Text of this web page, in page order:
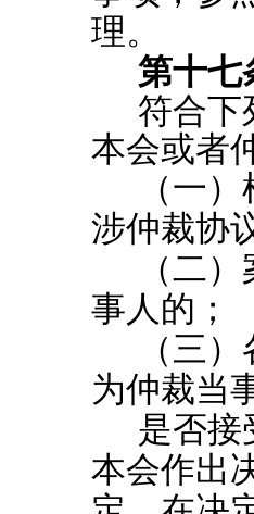
理。
第十七
符合下
本会或者
（一）
涉仲裁协
（二）
事人的；
（三）
为仲裁当
是否接
本会作出